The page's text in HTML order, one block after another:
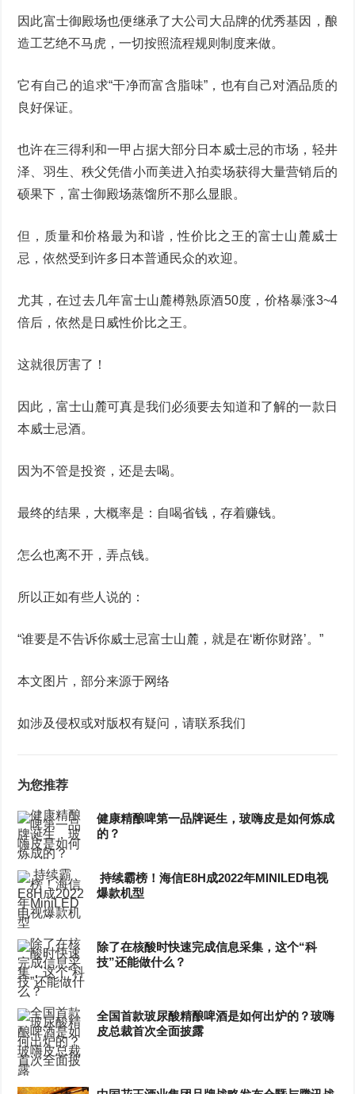
因此富士御殿场也便继承了大公司大品牌的优秀基因，酿
造工艺绝不马虎，一切按照流程规则制度来做。
它有自己的追求“干净而富含脂味”，也有自己对酒品质的
良好保证。
也许在三得利和一甲占据大部分日本威士忌的市场，轻井
泽、羽生、秩父凭借小而美进入拍卖场获得大量营销后的
硕果下，富士御殿场蒸馏所不那么显眼。
但，质量和价格最为和谐，性价比之王的富士山麓威士
忌，依然受到许多日本普通民众的欢迎。
尤其，在过去几年富士山麓樽熟原酒50度，价格暴涨3~4
倍后，依然是日威性价比之王。
这就很厉害了！
因此，富士山麓可真是我们必须要去知道和了解的一款日
本威士忌酒。
因为不管是投资，还是去喝。
最终的结果，大概率是：自喝省钱，存着赚钱。
怎么也离不开，弄点钱。
所以正如有些人说的：
“谁要是不告诉你威士忌富士山麓，就是在‘断你财路’。”
本文图片，部分来源于网络
如涉及侵权或对版权有疑问，请联系我们
为您推荐
健康精酿啤第一品牌诞生，玻嗨皮是如何炼成
的？
​ 持续霸榜！海信E8H成2022年MINILED电视
爆款机型
除了在核酸时快速完成信息采集，这个“科
技”还能做什么？
全国首款玻尿酸精酿啤酒是如何出炉的？玻嗨
皮总裁首次全面披露